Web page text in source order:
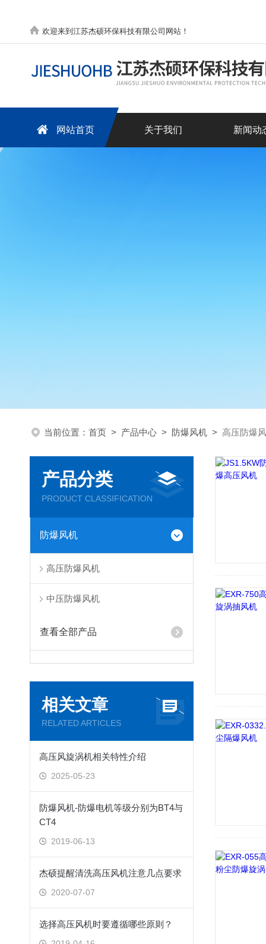
欢迎来到江苏杰硕环保科技有限公司网站！
网站首页 关于我们 新闻动
当前位置： 首页 > 产品中心 > 防爆风机 > 高压防爆
产品分类
PRODUCT CLASSIFICATION
防爆风机
高压防爆风机
中压防爆风机
查看全部产品
相关文章
RELATED ARTICLES
高压风旋涡机相关特性介绍
2025-05-23
防爆风机-防爆电机等级分别为BT4与
CT4
2019-06-13
杰硕提醒清洗高压风机注意几点要求
2020-07-07
选择高压风机时要遵循哪些原则？